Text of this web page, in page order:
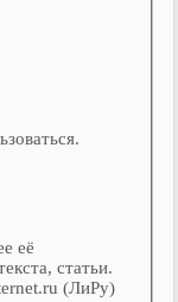
её
статьи.
(ЛиРу)